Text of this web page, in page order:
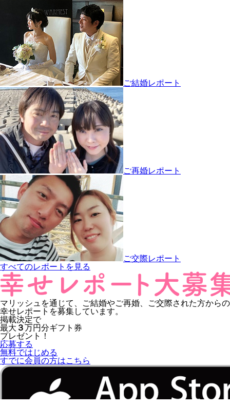
ご結婚レポート
ご再婚レポート
ご交際レポート
すべてのレポートを見る
マリッシュを通じて、ご結婚やご再婚、ご交際された方からの
幸せレポートを募集しています。
掲載決定で
最大 ３万円分ギフト券
プレゼント！
応募する
無料ではじめる
すでに会員の方はこちら